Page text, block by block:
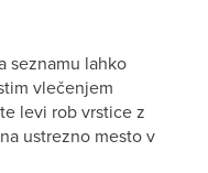
seznamu lahko
vlečenjem
levi rob vrstice z
ustrezno mesto v